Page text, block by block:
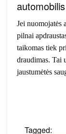
automobilis
Jei nuomojatės
pilnai
taikomas tiek
draudimas. Tai
jaustumėtės
Tagged: